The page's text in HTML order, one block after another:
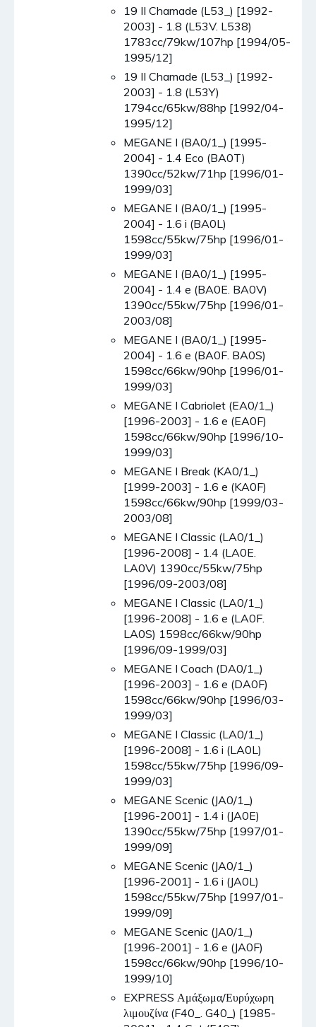
19 II Chamade (L53_) [1992-
2003] - 1.8 (L53V. L538)
1783cc/79kw/107hp [1994/05-
1995/12]
19 II Chamade (L53_) [1992-
2003] - 1.8 (L53Y)
1794cc/65kw/88hp [1992/04-
1995/12]
MEGANE I (BA0/1_) [1995-
2004] - 1.4 Eco (BA0T)
1390cc/52kw/71hp [1996/01-
1999/03]
MEGANE I (BA0/1_) [1995-
2004] - 1.6 i (BA0L)
1598cc/55kw/75hp [1996/01-
1999/03]
MEGANE I (BA0/1_) [1995-
2004] - 1.4 e (BA0E. BA0V)
1390cc/55kw/75hp [1996/01-
2003/08]
MEGANE I (BA0/1_) [1995-
2004] - 1.6 e (BA0F. BA0S)
1598cc/66kw/90hp [1996/01-
1999/03]
MEGANE I Cabriolet (EA0/1_)
[1996-2003] - 1.6 e (EA0F)
1598cc/66kw/90hp [1996/10-
1999/03]
MEGANE I Break (KA0/1_)
[1999-2003] - 1.6 e (KA0F)
1598cc/66kw/90hp [1999/03-
2003/08]
MEGANE I Classic (LA0/1_)
[1996-2008] - 1.4 (LA0E.
LA0V) 1390cc/55kw/75hp
[1996/09-2003/08]
MEGANE I Classic (LA0/1_)
[1996-2008] - 1.6 e (LA0F.
LA0S) 1598cc/66kw/90hp
[1996/09-1999/03]
MEGANE I Coach (DA0/1_)
[1996-2003] - 1.6 e (DA0F)
1598cc/66kw/90hp [1996/03-
1999/03]
MEGANE I Classic (LA0/1_)
[1996-2008] - 1.6 i (LA0L)
1598cc/55kw/75hp [1996/09-
1999/03]
MEGANE Scenic (JA0/1_)
[1996-2001] - 1.4 i (JA0E)
1390cc/55kw/75hp [1997/01-
1999/09]
MEGANE Scenic (JA0/1_)
[1996-2001] - 1.6 i (JA0L)
1598cc/55kw/75hp [1997/01-
1999/09]
MEGANE Scenic (JA0/1_)
[1996-2001] - 1.6 e (JA0F)
1598cc/66kw/90hp [1996/10-
1999/10]
EXPRESS Αμάξωμα/Ευρύχωρη
λιμουζίνα (F40_. G40_) [1985-